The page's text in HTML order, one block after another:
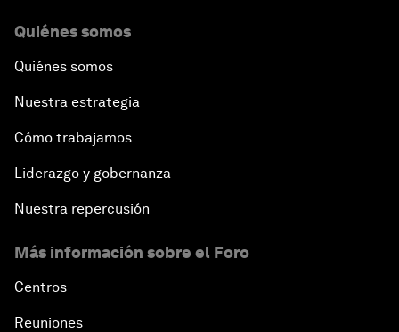
Quiénes somos
Quiénes somos
Nuestra estrategia
Cómo trabajamos
Liderazgo y gobernanza
Nuestra repercusión
Más información sobre el Foro
Centros
Reuniones